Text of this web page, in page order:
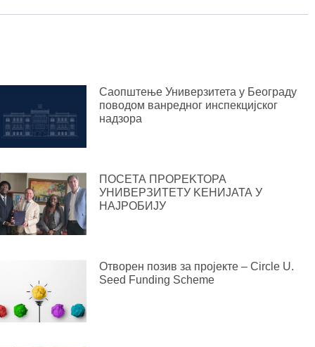
Саопштење Универзитета у Београду
поводом ванредног инспекцијског
надзора
ПОСЕТА ПРОРЕKТОРА
УНИВЕРЗИТЕТУ KЕНИЈАТА У
НАЈРОБИЈУ
Отворен позив за пројекте – Circle U.
Seed Funding Scheme